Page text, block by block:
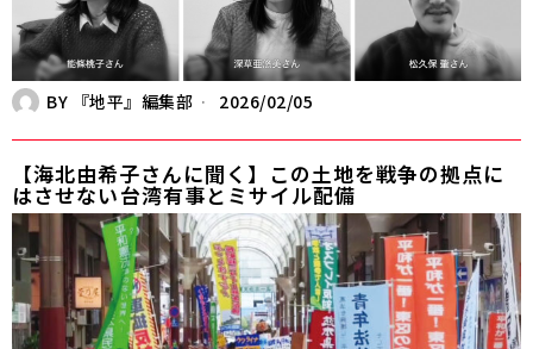
BY 『地平』編集部 2026/02/05
【海北由希子さんに聞く】この土地を戦争の拠点に
はさせない――台湾有事とミサイル配備